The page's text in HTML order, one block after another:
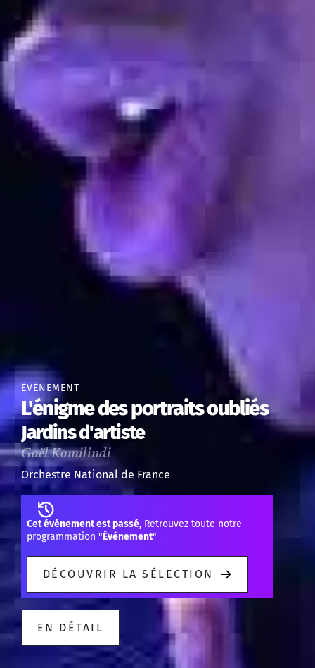
ÉVÉNEMENT
L'énigme des portraits oubliés
Jardins d'artiste
Gaël Kamilindi
Orchestre National de France
Cet événement est passé, Retrouvez toute notre
programmation "Événement"
DÉCOUVRIR LA SÉLECTION
EN DÉTAIL